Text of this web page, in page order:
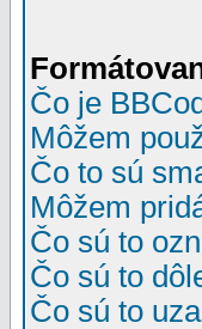
Čo je
Môžem
Čo to sú
Môžem
Čo sú to
Čo sú to
Čo sú to